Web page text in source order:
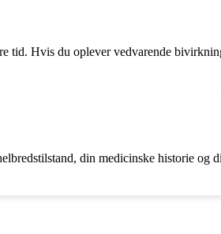
tid. Hvis du oplever vedvarende
din medicinske historie og